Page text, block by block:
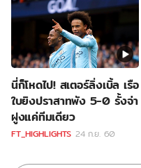
นี่ก็โหดไป! สเตอร์ลิ่งเบิ้ล เรือ
ใบยิงปราสาทพัง 5-0 รั้งจ่า
ฝูงแค่ทีมเดียว
FT_HIGHLIGHTS 24 ก.ย. 60